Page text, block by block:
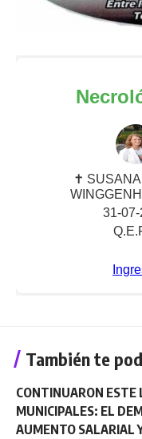
También te
CONTINUARON ESTE
MUNICIPALES: EL
AUMENTO SALARIAL